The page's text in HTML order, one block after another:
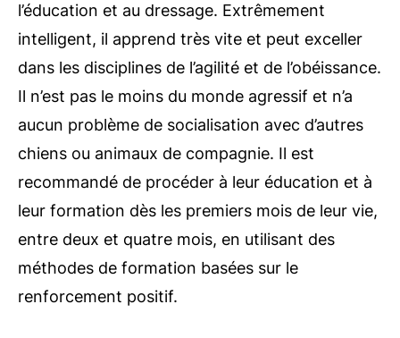
l’éducation et au dressage. Extrêmement
intelligent, il apprend très vite et peut exceller
dans les disciplines de l’agilité et de l’obéissance.
Il n’est pas le moins du monde agressif et n’a
aucun problème de socialisation avec d’autres
chiens ou animaux de compagnie. Il est
recommandé de procéder à leur éducation et à
leur formation dès les premiers mois de leur vie,
entre deux et quatre mois, en utilisant des
méthodes de formation basées sur le
renforcement positif.